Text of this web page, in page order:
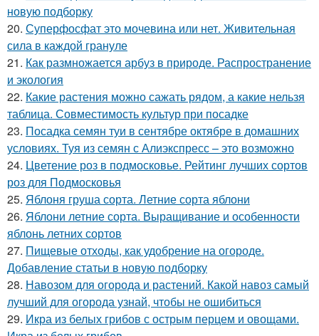
новую подборку
20. Суперфосфат это мочевина или нет. Живительная
сила в каждой грануле
21. Как размножается арбуз в природе. Распространение
и экология
22. Какие растения можно сажать рядом, а какие нельзя
таблица. Совместимость культур при посадке
23. Посадка семян туи в сентябре октябре в домашних
условиях. Туя из семян с Алиэкспресс – это возможно
24. Цветение роз в подмосковье. Рейтинг лучших сортов
роз для Подмосковья
25. Яблоня груша сорта. Летние сорта яблони
26. Яблони летние сорта. Выращивание и особенности
яблонь летних сортов
27. Пищевые отходы, как удобрение на огороде.
Добавление статьи в новую подборку
28. Навозом для огорода и растений. Какой навоз самый
лучший для огорода узнай, чтобы не ошибиться
29. Икра из белых грибов с острым перцем и овощами.